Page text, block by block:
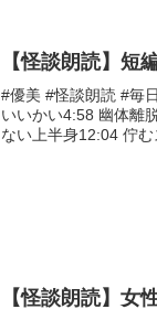
【怪談朗読】短
#優美 #怪談朗読 #毎
いいかい4:58 幽体離
ない上半身12:04 佇
【怪談朗読】女